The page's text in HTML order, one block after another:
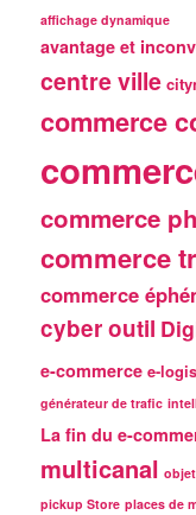
affichage dynamique
avantage et
centre ville
commerce
commerce
commerce
commerce
cyber outil
e-commerce e-
générateur de trafic
La fin du e-
multicanal
pickup Store places de